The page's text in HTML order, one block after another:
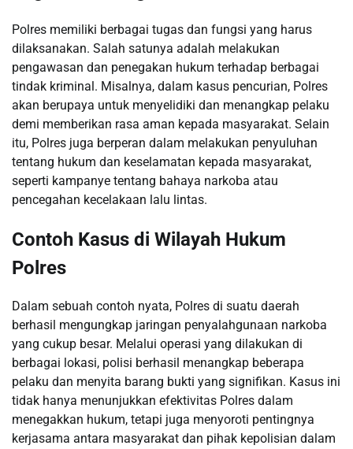
Polres memiliki berbagai tugas dan fungsi yang harus
dilaksanakan. Salah satunya adalah melakukan
pengawasan dan penegakan hukum terhadap berbagai
tindak kriminal. Misalnya, dalam kasus pencurian, Polres
akan berupaya untuk menyelidiki dan menangkap pelaku
demi memberikan rasa aman kepada masyarakat. Selain
itu, Polres juga berperan dalam melakukan penyuluhan
tentang hukum dan keselamatan kepada masyarakat,
seperti kampanye tentang bahaya narkoba atau
pencegahan kecelakaan lalu lintas.
Contoh Kasus di Wilayah Hukum
Polres
Dalam sebuah contoh nyata, Polres di suatu daerah
berhasil mengungkap jaringan penyalahgunaan narkoba
yang cukup besar. Melalui operasi yang dilakukan di
berbagai lokasi, polisi berhasil menangkap beberapa
pelaku dan menyita barang bukti yang signifikan. Kasus ini
tidak hanya menunjukkan efektivitas Polres dalam
menegakkan hukum, tetapi juga menyoroti pentingnya
kerjasama antara masyarakat dan pihak kepolisian dalam